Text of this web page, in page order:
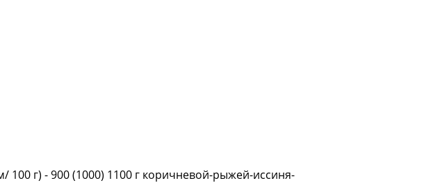
100 г) - 900 (1000) 1100 г коричневой-рыжей-иссиня-